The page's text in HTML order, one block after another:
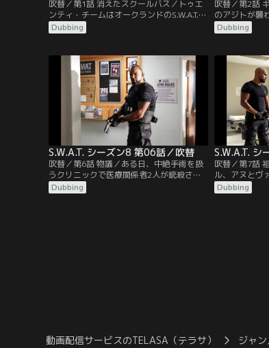
吹替／第1話 消えたスクールバス／トゥエ
ンティ・チームはオークランドのS.W.A.T.か
ら移ってきた女性新メンバーのギャンブル
を迎え、ビーチで窃盗犯の少年たちを追っ
ヒルズでスクールバスが無人で見つかり、
生徒たちと運転手が行方不明だという一報
が入る。
Dubbing
吹替／第2話
のアジトが襲
撃した隣人女
郡保安局のギ
アジト襲撃事
保安局が主導
査を進めるこ
Dubbing
S.W.A.T. シーズン8 第06話／吹替
吹替／第6話 物議／ある日、中絶手術を扱
うクリニックで医療関係者2人が銃殺さ
れ、招集されたS.W.A.T.。クリニックの前で
盗撮していたジョン・クレイトンという男
Dubbing
S.W.A.T. シ
吹替／第7話
ル、アヌとヴ
持った3人組
とか逃げるこ
Dubbing
動画配信サービスのTELASA（テラサ） ジャ